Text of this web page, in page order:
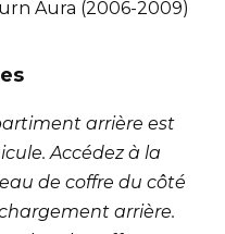
arrière est
Accédez à la
de coffre du côté
arrière.